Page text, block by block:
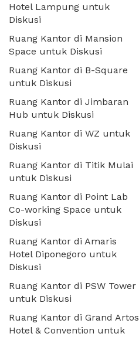
Hotel Lampung untuk
Diskusi
Ruang Kantor di Mansion
Space untuk Diskusi
Ruang Kantor di B-Square
untuk Diskusi
Ruang Kantor di Jimbaran
Hub untuk Diskusi
Ruang Kantor di WZ untuk
Diskusi
Ruang Kantor di Titik Mulai
untuk Diskusi
Ruang Kantor di Point Lab
Co-working Space untuk
Diskusi
Ruang Kantor di Amaris
Hotel Diponegoro untuk
Diskusi
Ruang Kantor di PSW Tower
untuk Diskusi
Ruang Kantor di Grand Artos
Hotel & Convention untuk